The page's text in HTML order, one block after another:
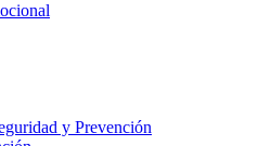
y Prevención